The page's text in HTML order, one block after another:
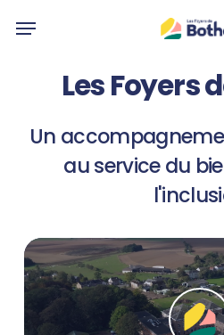
Menu
LesFoyers
Un
auservice du
Play
Video